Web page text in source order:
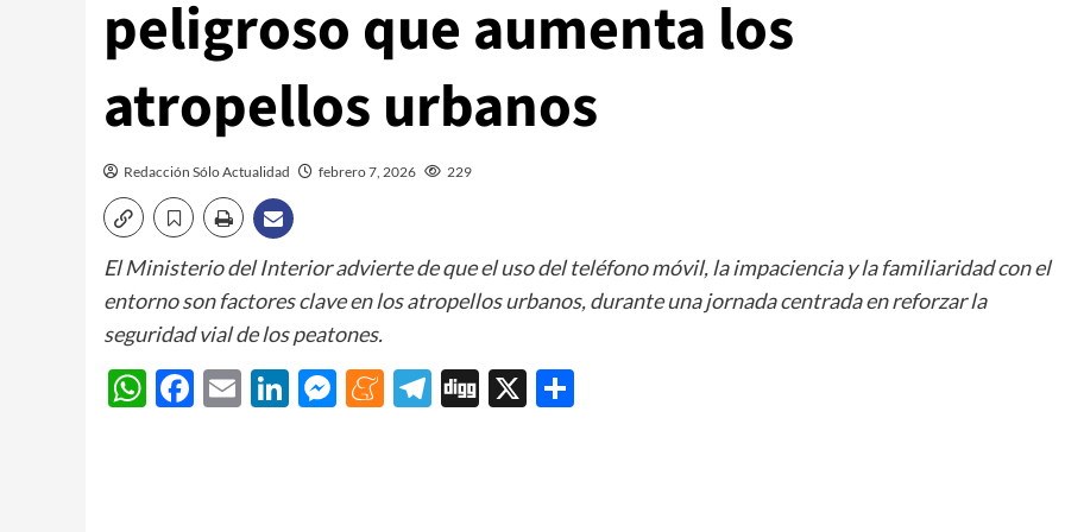
peligroso que aumenta los
atropellos urbanos
Redacción Sólo Actualidad febrero 7, 2026 229
El Ministerio del Interior advierte de que el uso del teléfono móvil, la impaciencia y la familiaridad con el
entorno son factores clave en los atropellos urbanos, durante una jornada centrada en reforzar la
seguridad vial de los peatones.
WhatsApp
Facebook
EmailLinkedIn
Messenger
Meneame
Telegram
Digg
X